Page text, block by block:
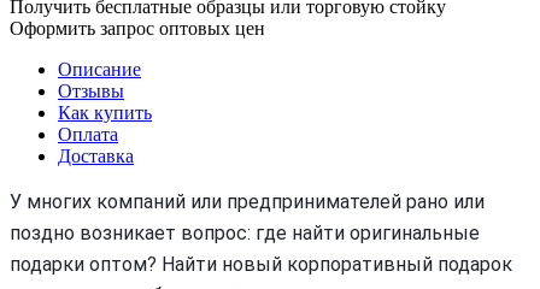
Получить бесплатные образцы или торговую стойку
Оформить запрос оптовых цен
Описание
Отзывы
Как купить
Оплата
Доставка
У многих компаний или предпринимателей рано или
поздно возникает вопрос: где найти оригинальные
подарки оптом? Найти новый корпоративный подарок